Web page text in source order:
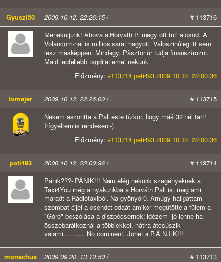
Gyuszi50 2009.10.12. 22:26:15/
# 113716
Menekuljunk! Ahova a Horvath P. megy ott tuti a csôd. A
Volancom-nal is millios sarat hagyott. Valoszinûleg itt sem
lesz màskèppen. Mindegy, Pàsztor ùr tudja finanszìrozni.
Majd legfeljebb tagdijat emel nekunk.
Előzmény: #113714 peti493 2009.10.12. 22:00:36
tomajer 2009.10.12. 22:26:00 /
# 113715
Nekem aszontta a Pali este tízkor, hogy máá 32 nél tart!
Irígyeltem is rendesen:-)
Előzmény: #113714 peti493 2009.10.12. 22:00:36
peti493 2009.10.12. 22:00:36/
# 113714
Pánik???- PÁNIK!!! Nem elég nekünk szegényeknek a
Taxi4You még a nyakunkba a Horváth Pali is, meg ami
maradt a Rádiótaxiból. Na gyönyörű. Amúgy hallgattam
szombat éjjel a csendet odaát amikor megütötte a fülem a
"Góré" beszólása a diszpécsernek:-idézem- jó lenne ha
összebarátkoznál a többiekkel, hátha átcsúszik
valami........... No comment. Jöhet a P.Á.N.I.K!!!
monachus 2009.09.28. 13:10:50 /
# 113713